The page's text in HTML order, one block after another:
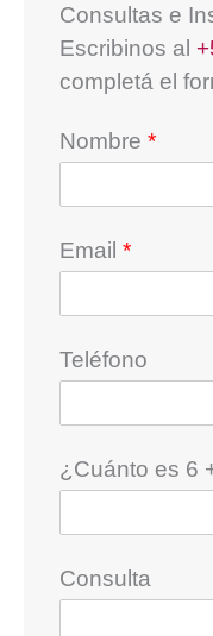
Consultas e
Escribinos al
completá el
Nombre*
Email*
Teléfono
¿Cuánto es 6
Consulta